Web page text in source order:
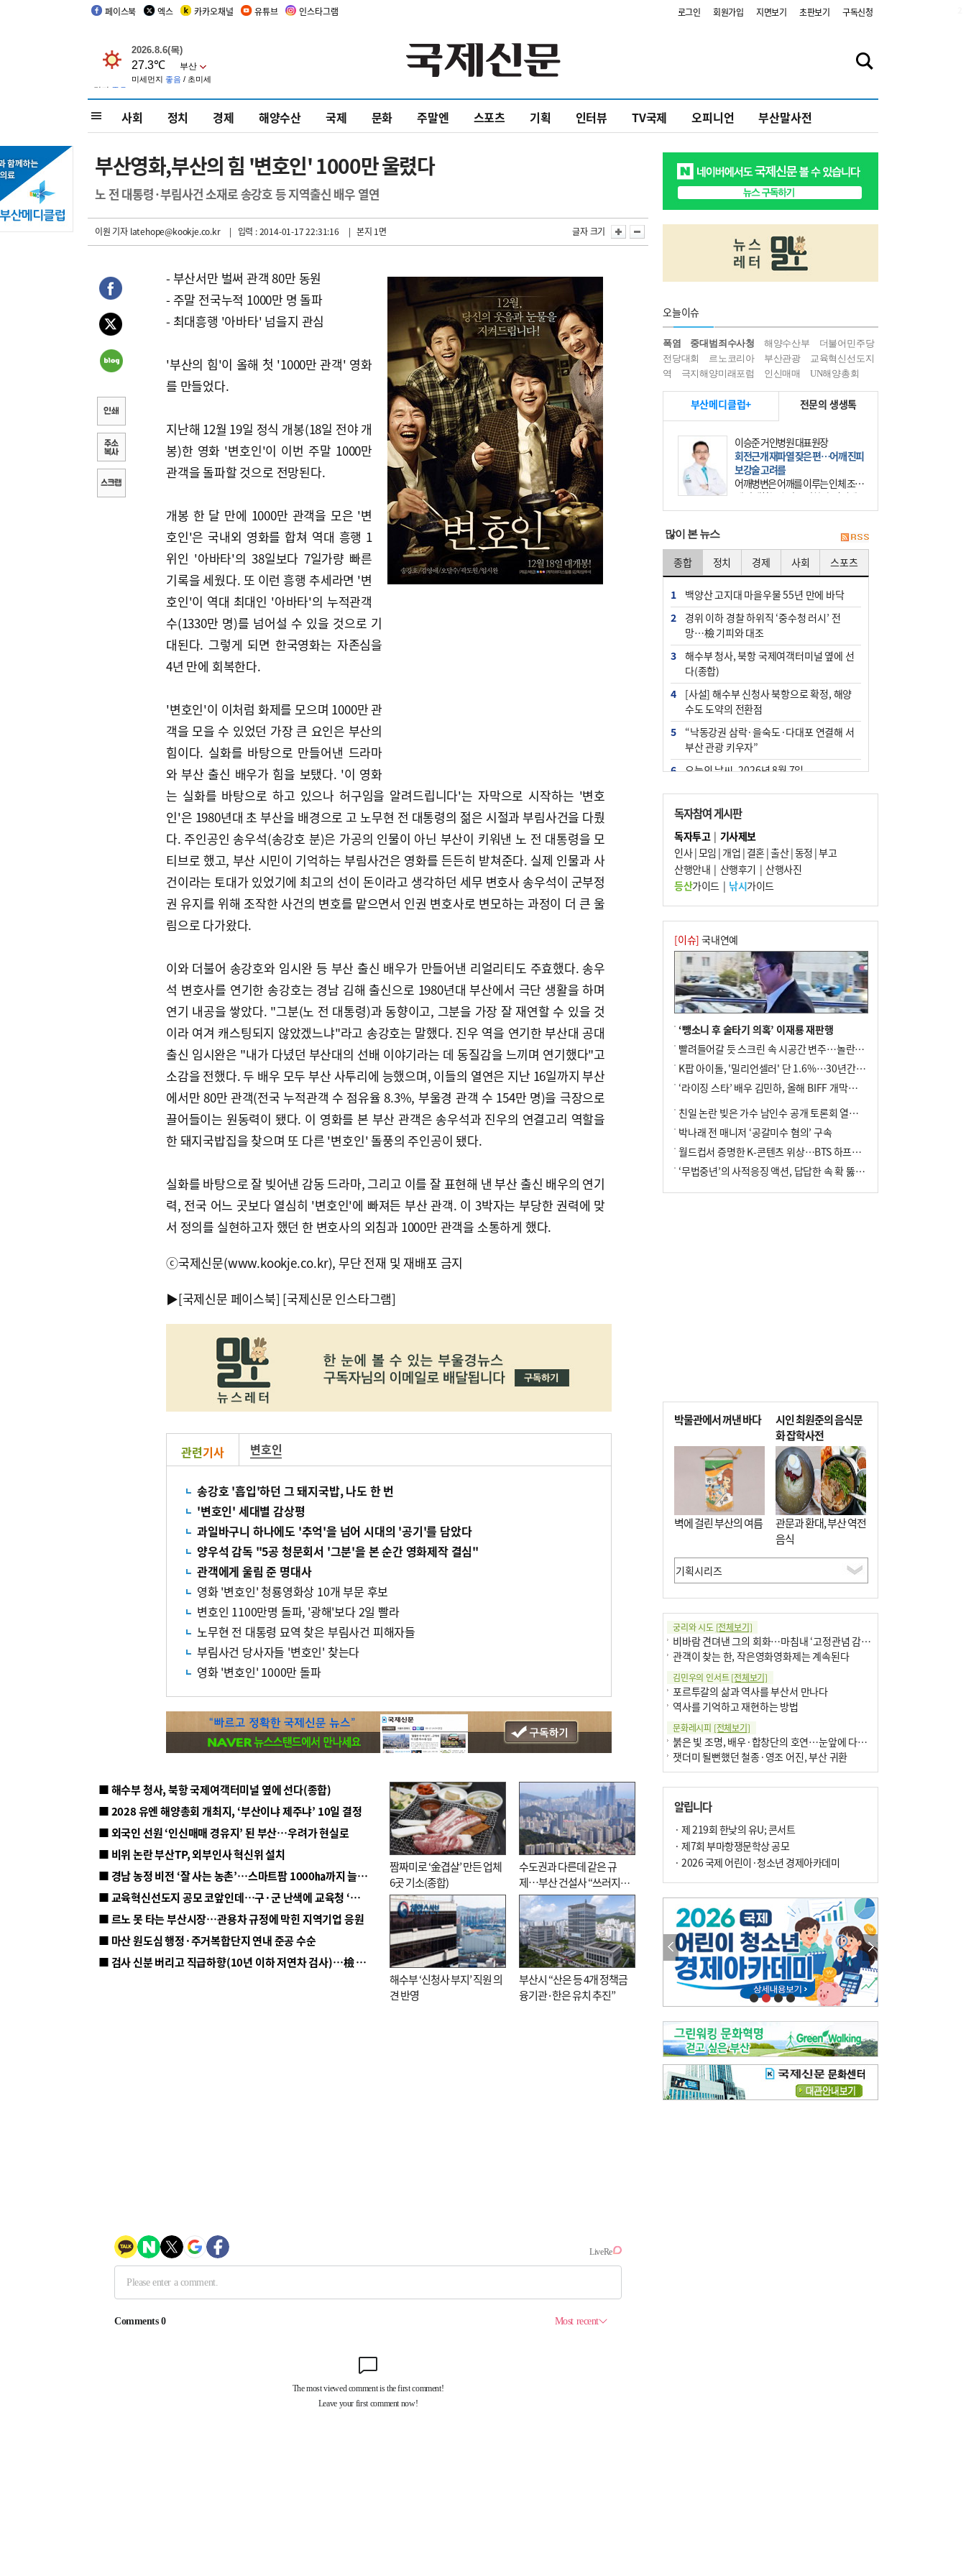
페이스북 엑스 카카오채널 유튜브 인스타그램 로그인 회원가입 지면보기 초판보기 구독신청
사회 정치 경제 해양수산 국제 문화 주말엔 스포츠 기획 인터뷰 TV국제 오피니언 부산말사전
부산영화,부산의 힘 '변호인' 1000만 울렸다
노 전 대통령·부림사건 소재로 송강호 등 지역출신 배우 열연
이원 기자 latehope@kookje.co.kr | 입력 : 2014-01-17 22:31:16 | 본지 1면 글자 크기
- 부산서만 벌써 관객 80만 동원
- 주말 전국누적 1000만 명 돌파
- 최대흥행 '아바타' 넘을지 관심
'부산의 힘'이 올해 첫 '1000만 관객' 영화
를 만들었다.
지난해 12월 19일 정식 개봉(18일 전야 개
봉)한 영화 '변호인'이 이번 주말 1000만
관객을 돌파할 것으로 전망된다.
개봉 한 달 만에 1000만 관객을 모은 '변
호인'은 국내외 영화를 합쳐 역대 흥행 1
위인 '아바타'의 38일보다 7일가량 빠른
기록을 세웠다. 또 이런 흥행 추세라면 '변
호인'이 역대 최대인 '아바타'의 누적관객
수(1330만 명)를 넘어설 수 있을 것으로 기
대된다. 그렇게 되면 한국영화는 자존심을
4년 만에 회복한다.
'변호인'이 이처럼 화제를 모으며 1000만 관
객을 모을 수 있었던 가장 큰 요인은 부산의
힘이다. 실화를 바탕으로 만들어낸 드라마
와 부산 출신 배우가 힘을 보탰다. '이 영화
는 실화를 바탕으로 하고 있으나 허구임을 알려드립니다'는 자막으로 시작하는 '변호
인'은 1980년대 초 부산을 배경으로 고 노무현 전 대통령의 젊은 시절과 부림사건을 다뤘
다. 주인공인 송우석(송강호 분)은 가공의 인물이 아닌 부산이 키워낸 노 전 대통령을 모
티브로 했고, 부산 시민이 기억하는 부림사건은 영화를 든든히 받쳐준다. 실제 인물과 사
건이라는 토대가 있었기에 최고의 선이 돈이라고 생각하던 세무 변호사 송우석이 군부정
권 유지를 위해 조작한 사건의 변호를 맡으면서 인권 변호사로 변모하는 과정이 더 큰 울
림으로 다가왔다.
이와 더불어 송강호와 임시완 등 부산 출신 배우가 만들어낸 리얼리티도 주효했다. 송우
석 변호사를 연기한 송강호는 경남 김해 출신으로 1980년대 부산에서 극단 생활을 하며
연기 내공을 쌓았다. "그분(노 전 대통령)과 동향이고, 그분을 가장 잘 재연할 수 있을 것
이라 여겨 캐스팅되지 않았겠느냐"라고 송강호는 말했다. 진우 역을 연기한 부산대 공대
출신 임시완은 "내가 다녔던 부산대의 선배 이야기라는 데 동질감을 느끼며 연기했다"고
소감을 전했다. 두 배우 모두 부산 사투리에 능했으며, 이들의 열연은 지난 16일까지 부산
에서만 80만 관객(전국 누적관객 수 점유율 8.3%, 부울경 관객 수 154만 명)을 극장으로
끌어들이는 원동력이 됐다. 이 영화를 본 부산 관객은 송우석과 진우의 연결고리 역할을
한 돼지국밥집을 찾으며 또 다른 '변호인' 돌풍의 주인공이 됐다.
실화를 바탕으로 잘 빚어낸 감동 드라마, 그리고 이를 잘 표현해 낸 부산 출신 배우의 연기
력, 전국 어느 곳보다 열심히 '변호인'에 빠져든 부산 관객. 이 3박자는 부당한 권력에 맞
서 정의를 실현하고자 했던 한 변호사의 외침과 1000만 관객을 소통하게 했다.
ⓒ국제신문(www.kookje.co.kr), 무단 전재 및 재배포 금지
▶[국제신문 페이스북] [국제신문 인스타그램]
관련기사 변호인
송강호 '흡입'하던 그 돼지국밥, 나도 한 번
'변호인' 세대별 감상평
과일바구니 하나에도 '추억'을 넘어 시대의 '공기'를 담았다
양우석 감독 "5공 청문회서 '그분'을 본 순간 영화제작 결심"
관객에게 울림 준 명대사
영화 '변호인' 청룡영화상 10개 부문 후보
변호인 1100만명 돌파, '광해'보다 2일 빨라
노무현 전 대통령 묘역 찾은 부림사건 피해자들
부림사건 당사자들 '변호인' 찾는다
영화 '변호인' 1000만 돌파
■ 해수부 청사, 북항 국제여객터미널 옆에 선다(종합)
■ 2028 유엔 해양총회 개최지, ‘부산이냐 제주냐’ 10일 결정
■ 외국인 선원 ‘인신매매 경유지’ 된 부산…우려가 현실로
■ 비위 논란 부산TP, 외부인사 혁신위 설치
■ 경남 농정 비전 ‘잘 사는 농촌’…스마트팜 1000㏊까지 늘린다
■ 교육혁신선도지 공모 코앞인데…구·군 난색에 교육청 ‘쩔쩔’
■ 르노 못 타는 부산시장…관용차 규정에 막힌 지역기업 응원
■ 마산 원도심 행정·주거복합단지 연내 준공 수순
■ 검사 신분 버리고 직급하향(10년 이하 저연차 검사)…檢 중수청행 기피
짬짜미로 ‘金겹살’ 만든 업체
6곳 기소(종합)
수도권과 다른데 같은 규
제…부산 건설사 “쓰러지기
직전”
해수부 ‘신청사 부지’ 직원 의
견 반영
부산시 “산은 등 4개 정책금
융기관·한은 유치 추진”
오늘이슈
폭염 중대범죄수사청 해양수산부
더불어민주당
전당대회
르노코리아 부산관광
교육혁신선도지
역
극지해양미래포럼 인신매매 UN해양총회
부산메디클럽+ 전문의 생생톡
이승준 거인병원 대표원장
회전근개 재파열 잦은 편…어깨 진피
보강술 고려를
어깨병변은 어깨를 이루는 인체 조직
에 발생하는 손상을 말한다. 여기에
는 오십견과 회전근개 증후군, 어깨
많이 본 뉴스
종합 정치 경제 사회 스포츠
1
백양산 고지대 마을우물 55년 만에 바닥
2
경위 이하 경찰 하위직 ‘중수청 러시’ 전
망…檢 기피와 대조
3
해수부 청사, 북항 국제여객터미널 옆에 선
다(종합)
4
[사설] 해수부 신청사 북항으로 확정, 해양
수도 도약의 전환점
5
“낙동강권 삼락·을숙도·다대포 연결해 서
부산 관광 키우자”
6
오늘의 날씨- 2026년 8월 7일
7
부울경 주말부터 비소식…‘극한 폭염’ 한풀
꺾일 듯
8
피란마을 67년 역사인데…전교생 24명 아
미초 통폐합 기로
9
외국인 선원 ‘인신매매 경유지’ 된 부산…
우려가 현실로
10 교육혁신선도지 공모 코앞인데…구·군 난
색에 교육청 ‘쩔쩔’
독자참여 게시판
독자투고| 기사제보
인사|모임 | 개업 | 결혼|출산|동정 |부고
산행안내 | 산행후기 | 산행사진
등산가이드| 낚시가이드
[이슈] 국내연예
‘뺑소니 후 술타기 의혹’ 이재룡 재판행
빨려들어갈 듯 스크린 속 시공간 변주…놀란의 메시지는 ‘전쟁 속죄’
K팝 아이돌, '밀리언셀러' 단 1.6%…30년간 등장 1182개팀 전수조사
‘라이징 스타’ 배우 김민하, 올해 BIFF 개막식 사회자 확정
친일 논란 빚은 가수 남인수 공개 토론회 열린다.
박나래 전 매니저 ‘공갈미수 혐의’ 구속
월드컵서 증명한 K-콘텐츠 위상…BTS 하프타임쇼·정호연 트로피 세리머니
‘무법중년’의 사적응징 액션, 답답한 속 확 뚫어주네
박물관에서 꺼낸 바다
벽에 걸린 부산의 여름
시인 최원준의 음식문
화 잡학사전
관문과 환대, 부산 역전
음식
궁리와 시도 [전체보기]
비바람 견뎌낸 그의 회화…마침내 ‘고정관념 감옥’서 해방
관객이 찾는 한, 작은영화영화제는 계속된다
김민우의 인서트[전체보기]
포르투갈의 삶과 역사를 부산서 만나다
역사를 기억하고 재현하는 방법
문화레시피 [전체보기]
붉은 빛 조명, 배우·합창단의 호연…눈앞에 다가온 부산오페라하우스
잿더미 될뻔했던 철종·영조 어진, 부산 귀환
현실의 고통, 은유의 詩로 담다 外
달구비·여우비…다양한 비 이름 外
박현주의 책 이야기[전체보기]
세계유산 ‘한국의 갯벌’ 얼마나 알고 있나요
문재필-여름_저녁무렵의호수
이 한편의 시조[전체보기]
참선 /오기환
고향 /김진규
주말 영화 박스오피스[전체보기]
‘스파이더맨’ 개봉 5일 만에 300만 돌풍…박스오피스·예매율 동시 1위
‘호프’ 개봉 11일 만에 관객 300만…‘스파이더맨’ 예매율 68.8% 1위
오늘의 운세- [전체보기]
오늘의 운세- 2026년 8월 6일 (음 6월 24일)
오늘의 운세- 2026년 8월 5일 (음 6월 23일)
조해훈의 고전 속 이 문장 [전체보기]
입추 지났는데도 덥다며 신유안에게 보낸 박규수의 편지
알립니다
· 제 219회 한낮의 유U; 콘서트
· 제7회 부마항쟁문학상 공모
· 2026 국제 어린이·청소년 경제아카데미